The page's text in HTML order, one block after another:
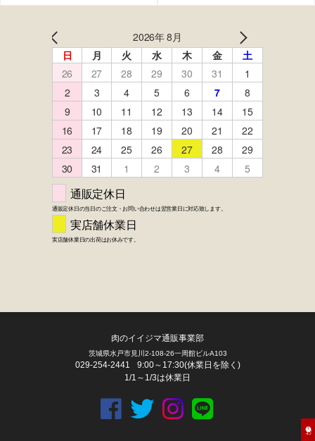
FACEBOOK twitter instagram LINE
肉のイイジマ通販事業部
茨城県水戸市見川2-108-26一周館ビルA103
029-254-2441
9:00～17:30(休業日を除く)
1/1～1/3は休業日